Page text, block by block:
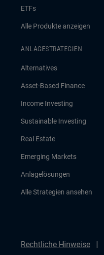
ETFs
Alle Produkte anzeigen
ANLAGESTRATEGIEN
Alternatives
Asset-Based Finance
Income Investing
Sustainable Investing
Real Estate
Emerging Markets
Anlagelösungen
Alle Strategien ansehen
Rechtliche Hinweise